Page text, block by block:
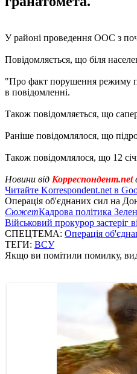
У районі проведення ООС з
Повідомляється, що біля
"Про факт порушення режиму
в повідомленні.
Також повідомляється, що
Раніше повідомлялося, що
Також повідомлялося, що 12
Новини від Корреспондент.net
Читайте Korrespondent.net в
Операція об'єднаних сил на
СюжетКадрова політика
Військовий прокурор застеріг
СПЕЦТЕМА: Операція
ТЕГИ: ВСУ
Якщо ви помітили помилку,